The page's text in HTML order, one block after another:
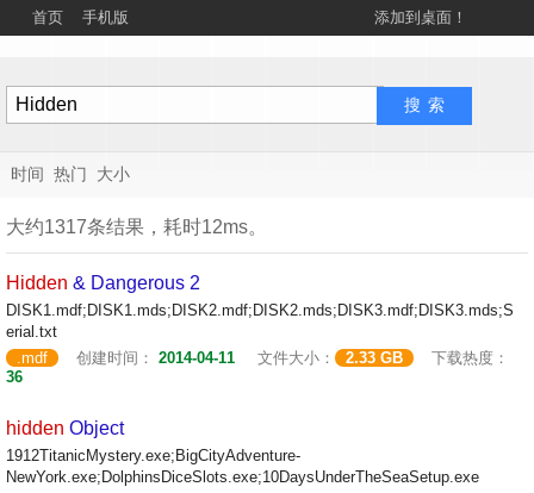
首页 手机版 添加到桌面！
时间 热门 大小
大约1317条结果，耗时12ms。
Hidden & Dangerous 2
DISK1.mdf;DISK1.mds;DISK2.mdf;DISK2.mds;DISK3.mdf;DISK3.mds;S
erial.txt
.mdf
创建时间： 2014-04-11 文件大小： 2.33 GB
下载热度：
36
hidden Object
1912TitanicMystery.exe;BigCityAdventure-
NewYork.exe;DolphinsDiceSlots.exe;10DaysUnderTheSeaSetup.exe